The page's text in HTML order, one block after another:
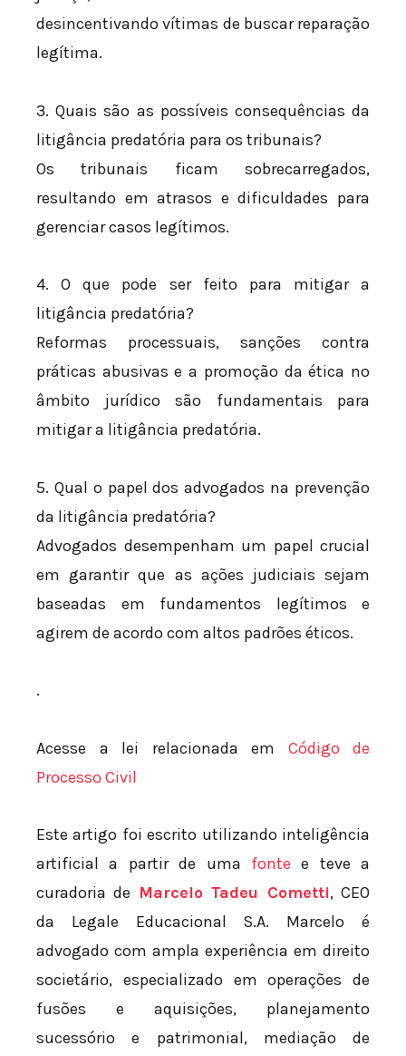
desincentivando vítimas de buscar reparação
legítima.
3. Quais são as possíveis consequências da
litigância predatória para os tribunais?
Os tribunais ficam sobrecarregados,
resultando em atrasos e dificuldades para
gerenciar casos legítimos.
4. O que pode ser feito para mitigar a
litigância predatória?
Reformas processuais, sanções contra
práticas abusivas e a promoção da ética no
âmbito jurídico são fundamentais para
mitigar a litigância predatória.
5. Qual o papel dos advogados na prevenção
da litigância predatória?
Advogados desempenham um papel crucial
em garantir que as ações judiciais sejam
baseadas em fundamentos legítimos e
agirem de acordo com altos padrões éticos.
.
Acesse a lei relacionada em Código de
Processo Civil
Este artigo foi escrito utilizando inteligência
artificial a partir de uma fonte e teve a
curadoria de Marcelo Tadeu Cometti, CEO
da Legale Educacional S.A. Marcelo é
advogado com ampla experiência em direito
societário, especializado em operações de
fusões e aquisições, planejamento
sucessório e patrimonial, mediação de